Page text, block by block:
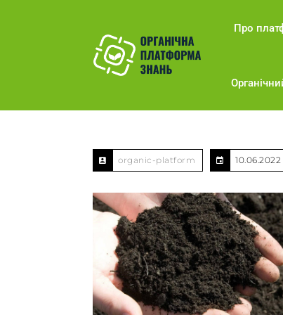
Про
organic-platform 10.06.2022